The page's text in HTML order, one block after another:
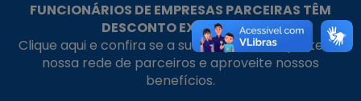
FUNCIONÁRIOS DE EMPRESAS PARCEIRAS TÊM
DESCONTO EXCLUSIVO!
Clique aqui e confira se a sua empresa faz parte da
nossa rede de parceiros e aproveite nossos
benefícios.